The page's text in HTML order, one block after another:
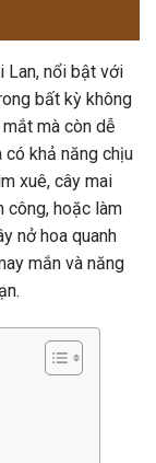
Lan, nổi bật với
bất kỳ không
mà còn dễ
khả năng chịu
xuê, cây mai
công, hoặc làm
nở hoa quanh
mắn và năng